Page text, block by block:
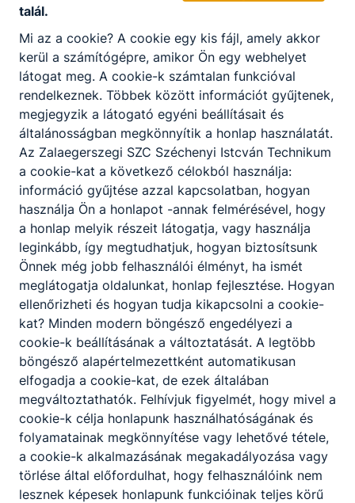
Hajba Tamás ev.
8900 Zalaegerszeg, Rózsás u. 36.
Hajba Tamás
egyéni vállalkozó
nemzeticegtar.hu/nemzeticegtar/cegad
at/2009078172/HAJBA-
EPUeLETGEPESZET-Kft
1tanuló
Homeland Kft.
8900 Zalaegerszeg, Báthori István u. 2.
Kónya Zoltán
ügyvezető
homeland.hu/index.php/hu/
1tanuló
talál.
Mi az a cookie? A cookie egy kis fájl, amely akkor
kerül a számítógépre, amikor Ön egy webhelyet
látogat meg. A cookie-k számtalan funkcióval
rendelkeznek. Többek között információt gyűjtenek,
megjegyzik a látogató egyéni beállításait és
általánosságban megkönnyítik a honlap használatát.
Az Zalaegerszegi SZC Széchenyi Istcván Technikum
a cookie-kat a következő célokból használja:
információ gyűjtése azzal kapcsolatban, hogyan
használja Ön a honlapot -annak felmérésével, hogy
a honlap melyik részeit látogatja, vagy használja
leginkább, így megtudhatjuk, hogyan biztosítsunk
Önnek még jobb felhasználói élményt, ha ismét
meglátogatja oldalunkat, honlap fejlesztése. Hogyan
ellenőrizheti és hogyan tudja kikapcsolni a cookie-
kat? Minden modern böngésző engedélyezi a
cookie-k beállításának a változtatását. A legtöbb
böngésző alapértelmezettként automatikusan
elfogadja a cookie-kat, de ezek általában
megváltoztathatók. Felhívjuk figyelmét, hogy mivel a
cookie-k célja honlapunk használhatóságának és
folyamatainak megkönnyítése vagy lehetővé tétele,
a cookie-k alkalmazásának megakadályozása vagy
törlése által előfordulhat, hogy felhasználóink nem
lesznek képesek honlapunk funkcióinak teljes körű